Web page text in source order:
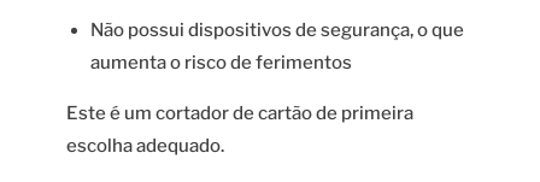
Não possui dispositivos de segurança, o que
aumenta o risco de ferimentos
Este é um cortador de cartão de primeira
escolha adequado.